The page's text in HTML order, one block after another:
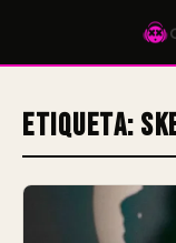
Accesos rápidos: 🎪
Etiqueta: